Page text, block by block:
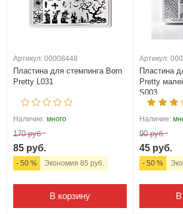
Артикул: 00008448
Пластина для стемпинга Born
Pretty L031
Наличие: много
170 руб.
85 руб.
- 50 % Экономия 85 руб.
В корзину
Артикул:
Пластина
Pretty
S003
Наличие:
90 руб.
45 руб.
- 50 %
В